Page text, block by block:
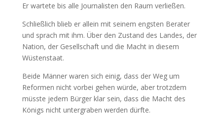
Er wartete bis alle Journalisten den Raum verließen.
Schließlich blieb er allein mit seinem engsten Berater
und sprach mit ihm. Über den Zustand des Landes, der
Nation, der Gesellschaft und die Macht in diesem
Wüstenstaat.
Beide Männer waren sich einig, dass der Weg um
Reformen nicht vorbei gehen würde, aber trotzdem
müsste jedem Bürger klar sein, dass die Macht des
Königs nicht untergraben werden dürfte.